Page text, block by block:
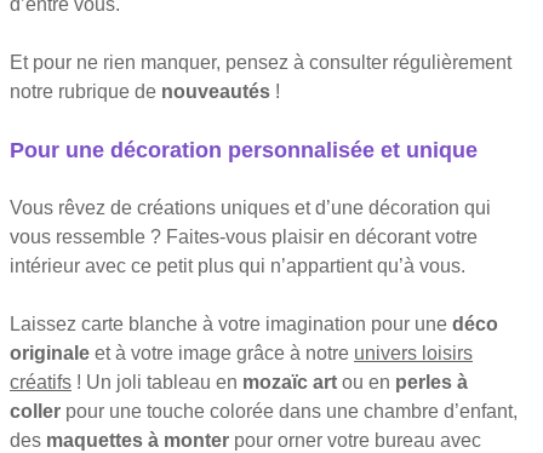
d’entre vous.
Et pour ne rien manquer, pensez à consulter régulièrement
notre rubrique de nouveautés !
Pour une décoration personnalisée et unique
Vous rêvez de créations uniques et d’une décoration qui
vous ressemble ? Faites-vous plaisir en décorant votre
intérieur avec ce petit plus qui n’appartient qu’à vous.
Laissez carte blanche à votre imagination pour une déco
originale et à votre image grâce à notre univers loisirs
créatifs ! Un joli tableau en mozaïc art ou en perles à
coller pour une touche colorée dans une chambre d’enfant,
des maquettes à monter pour orner votre bureau avec